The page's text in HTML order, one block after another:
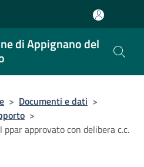
di Appignano del
> Documenti e dati >
>
approvato con delibera c.c.